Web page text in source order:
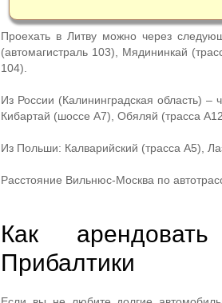
Проехать в Литву можно через
(автомагистраль 103), Мядининкай
104).
Из России (Калининградская область)
Кибартай (шоссе А7), Обяляй (трасса
Из Польши: Калварийский (трасса A5),
Расстояние Вильнюс-Москва по
Как
Прибалтики